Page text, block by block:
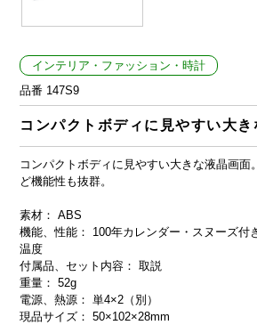
インテリア・ファッション・時計
品番 147S9
コンパクトボディに見やすい大き
コンパクトボディに見やすい大きな液晶画面
ど機能性も抜群。
素材： ABS
機能、性能： 100年カレンダー・スヌーズ付
温度
付属品、セット内容： 取説
重量： 52g
電源、熱源： 単4×2（別）
現品サイズ： 50×102×28mm